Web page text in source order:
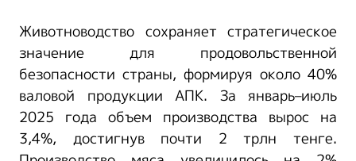
Животноводство сохраняет стратегическое
значение для продовольственной
безопасности страны, формируя около 40%
валовой продукции АПК. За январь–июль
2025 года объем производства вырос на
3,4%, достигнув почти 2 трлн тенге.